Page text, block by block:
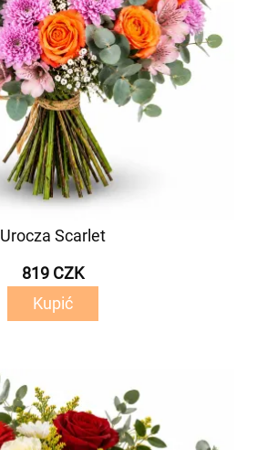
Urocza Scarlet
819 CZK
Kupić